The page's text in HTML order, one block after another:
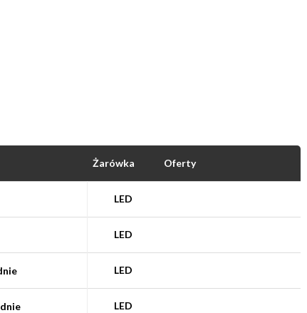
Żarówka Oferty
LED
LED
LED
LED